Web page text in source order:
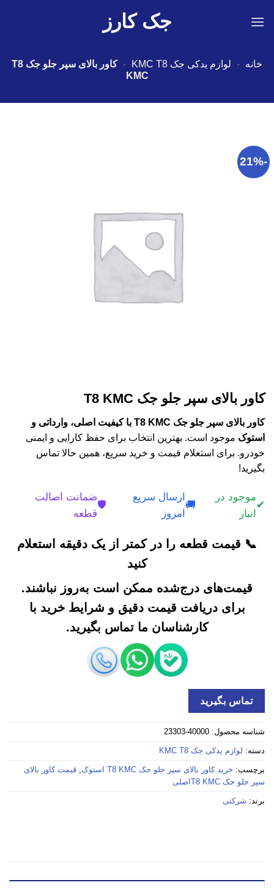
جک کارز
خانه - لوازم یدکی جک KMC T8 -
كاور بالای سپر جلو جک T8
KMC
-21%
كاور بالای سپر جلو جک T8 KMC
كاور بالای سپر جلو جک T8 KMC با کیفیت اصلی، وارداتی و
استوک موجود است. بهترین انتخاب برای حفظ کارایی و ایمنی
خودرو. برای استعلام قیمت و خرید سریع، همین حالا تماس
بگیرید!
✔
موجود در
انبار
🚚
ارسال سریع
امروز
🛡️
ضمانت اصالت
قطعه
📞 قیمت قطعه را در کمتر از یک دقیقه استعلام
کنید
قیمت‌های درج‌شده ممکن است به‌روز نباشند.
برای دریافت قیمت دقیق و شرایط خرید با
کارشناسان ما تماس بگیرید.
تماس بگیرید
شناسه محصول: 40000-23303
دسته: لوازم یدکی جک KMC T8
برچسب: خرید كاور بالای سپر جلو جک T8 KMC استوک , قیمت كاور بالای
سپر جلو جک T8 KMCاصلی
برند: شرکتی